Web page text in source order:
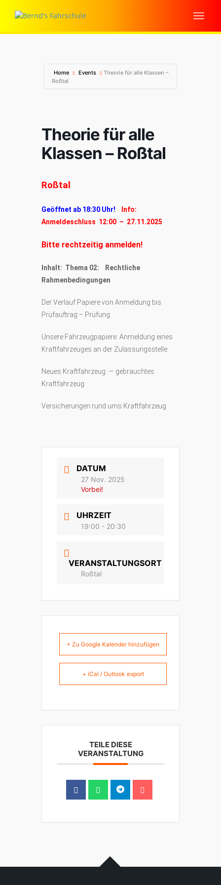
Home Events
Theorie für alle Klassen –
Roßtal
Theorie für alle
Klassen – Roßtal
Roßtal
Geöffnet ab 18:30 Uhr!
Info:
Anmeldeschluss 12:00 – 27.11.2025
Bitte rechtzeitig anmelden!
Inhalt: Thema 02: Rechtliche
Rahmenbedingungen
Der Verlauf Papiere von Anmeldung bis
Prüfauftrag – Prüfung
Unsere Fahrzeugpapiere: Anmeldung eines
Kraftfahrzeuges an der Zulassungsstelle
Neues Kraftfahrzeug — gebrauchtes
Kraftfahrzeug
Versicherungen rund ums Kraftfahrzeug
DATUM
27 Nov. 2025
Vorbei!
UHRZEIT
19:00 - 20:30
VERANSTALTUNGSORT
Roßtal
+ Zu Google Kalender hinzufügen
+ iCal / Outlook export
TEILE DIESE
VERANSTALTUNG